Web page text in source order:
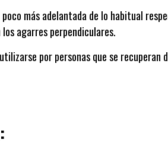
más adelantada de lo habitual
agarres perpendiculares.
por personas que se